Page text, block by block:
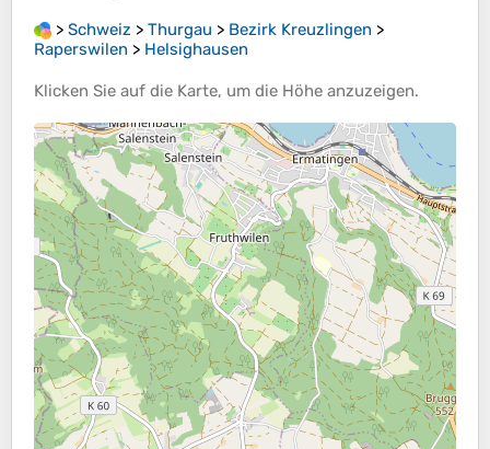
> Schweiz > Thurgau > Bezirk Kreuzlingen >
Raperswilen > Helsighausen
Klicken Sie auf die Karte, um die Höhe anzuzeigen.